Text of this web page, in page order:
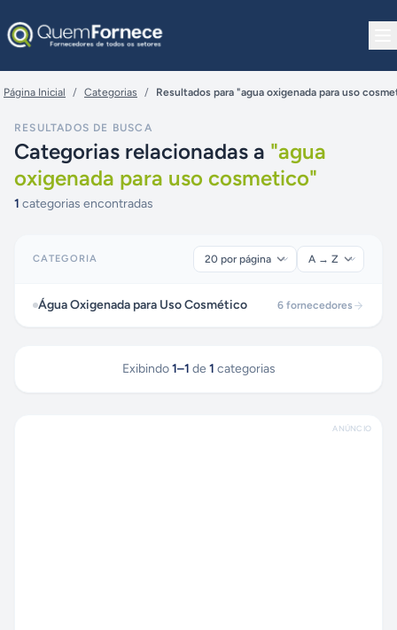
Página Inicial / Categorias / Resultados para "agua oxigenada para uso
RESULTADOS DE BUSCA
Categorias relacionadas a "agua
oxigenada para uso cosmetico"
1 categorias encontradas
CATEGORIA
Água Oxigenada para Uso Cosmético 6 fornecedores
Exibindo 1–1 de 1 categorias
ANÚNCIO